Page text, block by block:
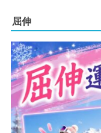
屈伸